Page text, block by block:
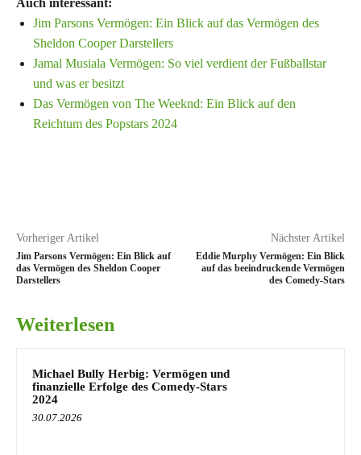
Auch interessant:
Jim Parsons Vermögen: Ein Blick auf das Vermögen des
Sheldon Cooper Darstellers
Jamal Musiala Vermögen: So viel verdient der Fußballstar
und was er besitzt
Das Vermögen von The Weeknd: Ein Blick auf den
Reichtum des Popstars 2024
Vorheriger Artikel
Jim Parsons Vermögen: Ein Blick auf
das Vermögen des Sheldon Cooper
Darstellers
Nächster Artikel
Eddie Murphy Vermögen: Ein Blick
auf das beeindruckende Vermögen
des Comedy-Stars
Weiterlesen
Michael Bully Herbig: Vermögen und
finanzielle Erfolge des Comedy-Stars
2024
30.07.2026